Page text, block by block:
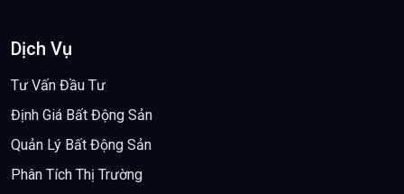
Dịch Vụ
Tư Vấn Đầu Tư
Định Giá Bất Động Sản
Quản Lý Bất Động Sản
Phân Tích Thị Trường